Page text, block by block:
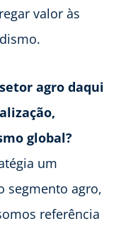
valor às
setor agro daqui
global?
um
segmento agro,
referência